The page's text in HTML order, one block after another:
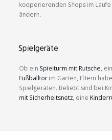
kooperierenden Shops im
ändern.
Spielgeräte
Ob ein Spielturm mit Rutsche, ein
Fußballtor im Garten, Eltern
Spielgeräten. Beliebt sind bei
mit Sicherheitsnetz, eine